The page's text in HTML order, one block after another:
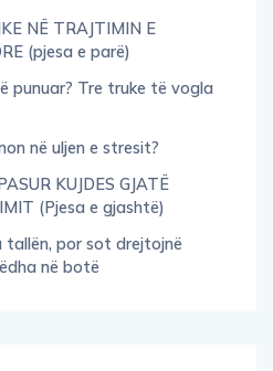
NË TRAJTIMIN E
(pjesa e parë)
punuar? Tre truke të vogla
në uljen e stresit?
KUJDES GJATË
(Pjesa e gjashtë)
tallën, por sot drejtojnë
në botë